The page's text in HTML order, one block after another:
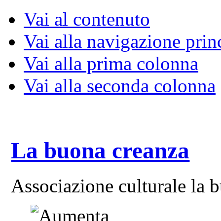
Vai al contenuto
Vai alla navigazione
Vai alla prima colonna
Vai alla seconda colonna
La buona creanza
Associazione culturale la